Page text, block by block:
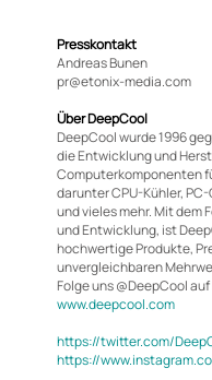
Presskontakt
Andreas Bunen
pr@etonix-media.com
Über DeepCool
DeepCool wurde 1996
die Entwicklung und
Computerkomponenten
darunter CPU-Kühler,
und vieles mehr. Mit dem
und Entwicklung, ist
hochwertige Produkte,
unvergleichbaren
Folge uns @DeepCool auf
www.deepcool.com
https://twitter.com/
https://